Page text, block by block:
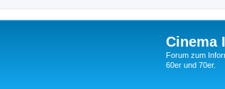
Cinema
Forum zum
60er und 70er.